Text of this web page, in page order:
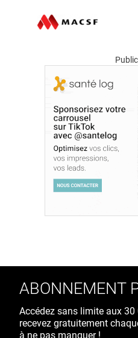
ABONNEMENT
Accédez sans limite aux
recevez gratuitement
à ne pas manquer !